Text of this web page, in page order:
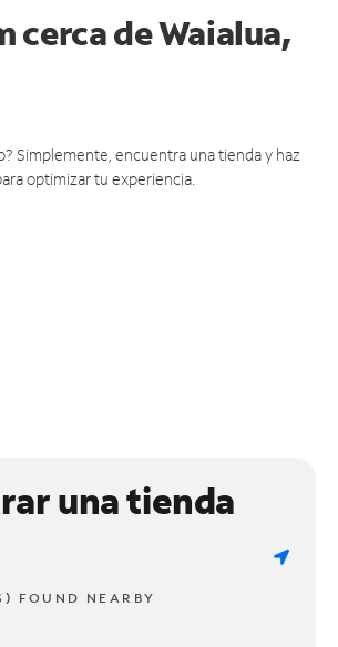
cerca de Waialua,
Simplemente, encuentra una tienda y haz
optimizar tu experiencia.
una tienda
FOUND NEARBY